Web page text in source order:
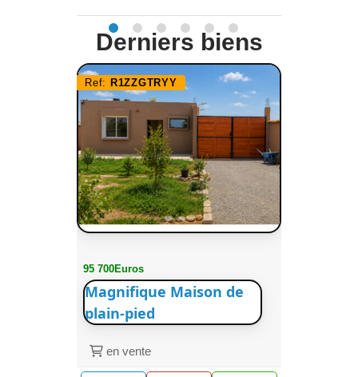
Derniers biens
Ref: R1ZZGTRYY
95 700Euros
Magnifique Maison de
plain-pied
en vente